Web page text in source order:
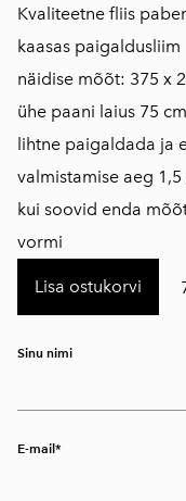
Kvaliteetne fliis
kaasas paigaldusliim
näidise mõõt: 375 x
ühe paani laius 75
lihtne paigaldada ja
valmistamise aeg
kui soovid enda
vormi
Lisa ostukorvi
Sinu nimi
E-mail